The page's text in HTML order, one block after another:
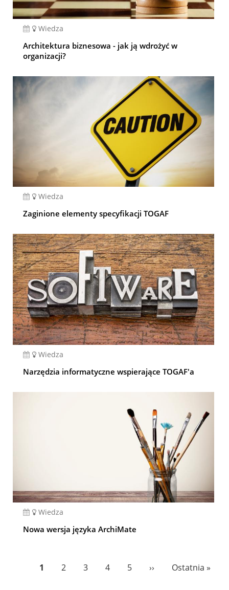
Wiedza
Architektura biznesowa - jak ją wdrożyć w
organizacji?
Wiedza
Zaginione elementy specyfikacji TOGAF
Wiedza
Narzędzia informatyczne wspierające TOGAF'a
Wiedza
Nowa wersja języka ArchiMate
Bieżąca
1 Page
2 Page
3 Page
4 Page
5
Następna
››
Ostatnia
Ostatnia »